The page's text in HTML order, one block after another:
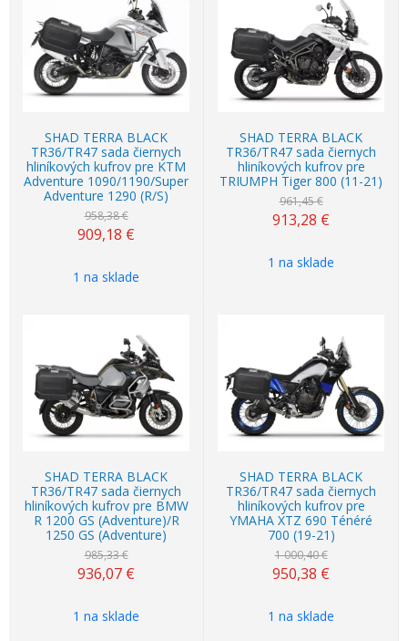
SHAD TERRA BLACK
TR36/TR47 sada čiernych
hliníkových kufrov pre KTM
Adventure 1090/1190/Super
Adventure 1290 (R/S)
958,38 €
909,18 €
1 na sklade
SHAD TERRA BLACK
TR36/TR47 sada čiernych
hliníkových kufrov pre
TRIUMPH Tiger 800 (11-21)
961,45 €
913,28 €
1 na sklade
SHAD TERRA BLACK
TR36/TR47 sada čiernych
hliníkových kufrov pre BMW
R 1200 GS (Adventure)/R
1250 GS (Adventure)
985,33 €
936,07 €
1 na sklade
SHAD TERRA BLACK
TR36/TR47 sada čiernych
hliníkových kufrov pre
YMAHA XTZ 690 Ténéré
700 (19-21)
1 000,40 €
950,38 €
1 na sklade